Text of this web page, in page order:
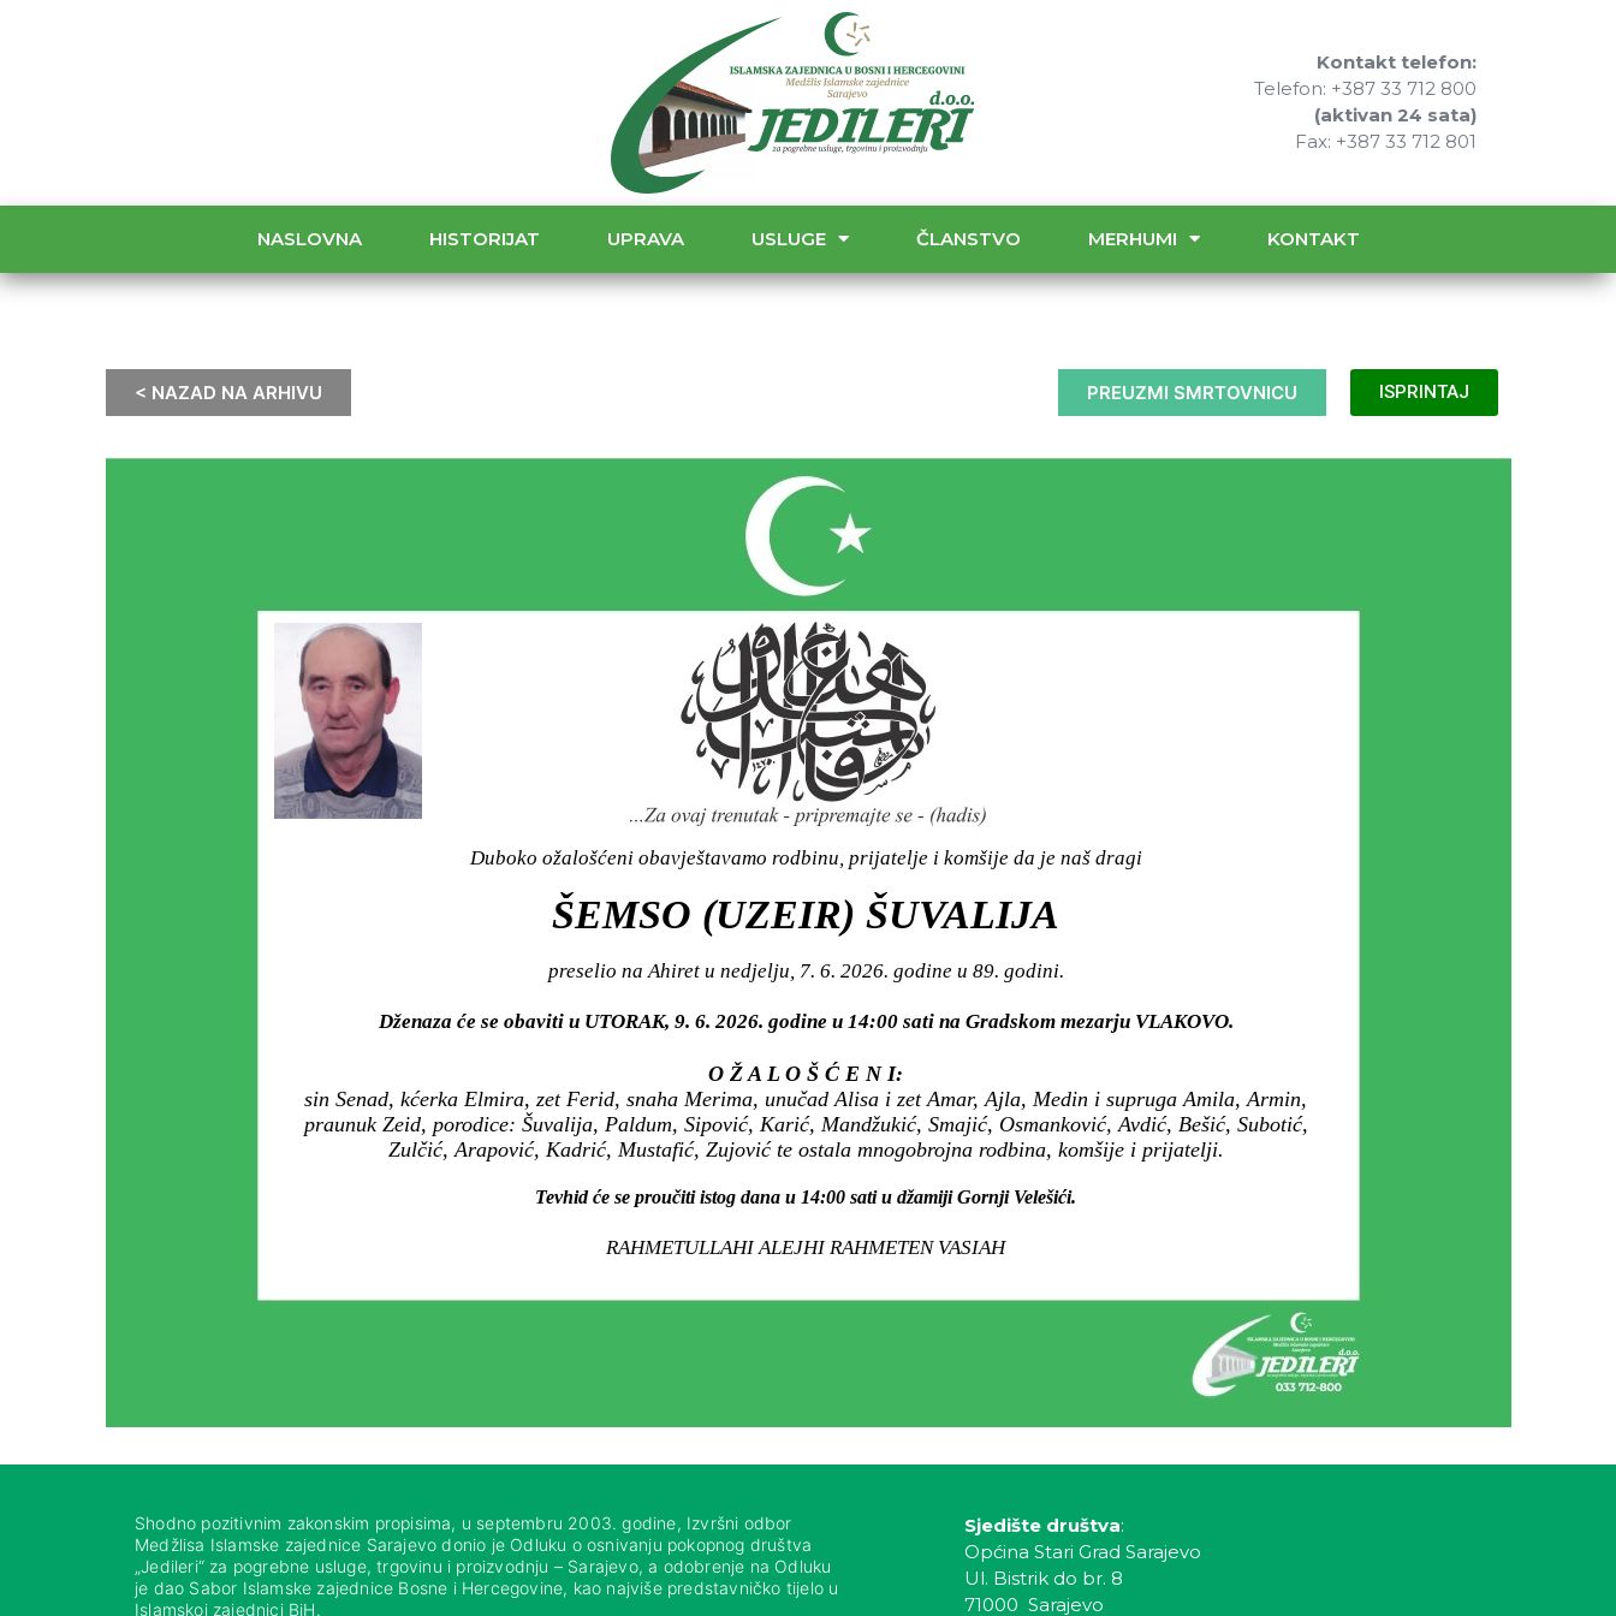
Kontakt telefon:
Telefon: +387 33 712 800
(aktivan 24 sata)
Fax: +387 33 712 801
NASLOVNA HISTORIJAT UPRAVA USLUGE ČLANSTVO MERHUMI KONTAKT
< NAZAD NA ARHIVU PREUZMI SMRTOVNICU ISPRINTAJ
Duboko ožalošćeni obavještavamo rodbinu, prijatelje i komšije da je naš dragi
ŠEMSO (UZEIR) ŠUVALIJA
preselio na Ahiret u nedjelju, 7. 6. 2026. godine u 89. godini.
Dženaza će se obaviti u UTORAK, 9. 6. 2026. godine u 14:00 sati na Gradskom mezarju VLAKOVO.
O Ž A L O Š Ć E N I:
sin Senad, kćerka Elmira, zet Ferid, snaha Merima, unučad Alisa i zet Amar, Ajla, Medin i supruga Amila, Armin,
praunuk Zeid, porodice: Šuvalija, Paldum, Sipović, Karić, Mandžukić, Smajić, Osmanković, Avdić, Bešić, Subotić,
Zulčić, Arapović, Kadrić, Mustafić, Zujović te ostala mnogobrojna rodbina, komšije i prijatelji.
Tevhid će se proučiti istog dana u 14:00 sati u džamiji Gornji Velešići.
RAHMETULLAHI ALEJHI RAHMETEN VASIAH
Shodno pozitivnim zakonskim propisima, u septembru 2003. godine, Izvršni odbor
Medžlisa Islamske zajednice Sarajevo donio je Odluku o osnivanju pokopnog društva
„Jedileri“ za pogrebne usluge, trgovinu i proizvodnju – Sarajevo, a odobrenje na Odluku
je dao Sabor Islamske zajednice Bosne i Hercegovine, kao najviše predstavničko tijelo u
Islamskoj zajednici BiH.
Sjedište društva:
Općina Stari Grad Sarajevo
Ul. Bistrik do br. 8
71000 Sarajevo